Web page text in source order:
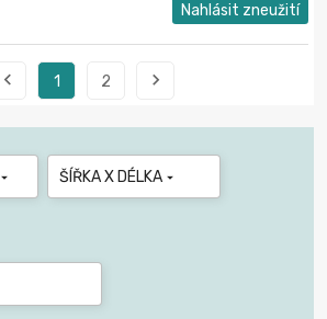
Nahlásit zneužití
 1 2 
 ŠÍŘKA X DÉLKA 